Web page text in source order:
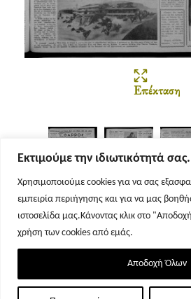
Εκτιμούμε την ιδιωτικότητά σας.
Χρησιμοποιούμε cookies για να σας
εμπειρία περιήγησης και για να μας
ιστοσελίδα μας.Κάνοντας κλικ στο
χρήση των cookies από εμάς.
Αποδοχή Όλων
Επέκταση
Σελίδα 1 Σελίδα 2